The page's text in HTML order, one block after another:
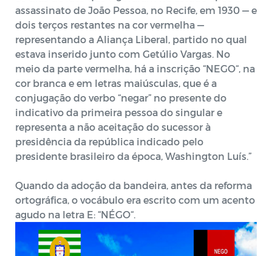
assassinato de João Pessoa, no Recife, em 1930 — e
dois terços restantes na cor vermelha —
representando a Aliança Liberal, partido no qual
estava inserido junto com Getúlio Vargas. No
meio da parte vermelha, há a inscrição “NEGO“, na
cor branca e em letras maiúsculas, que é a
conjugação do verbo “negar” no presente do
indicativo da primeira pessoa do singular e
representa a não aceitação do sucessor à
presidência da república indicado pelo
presidente brasileiro da época, Washington Luís.”
Quando da adoção da bandeira, antes da reforma
ortográfica, o vocábulo era escrito com um acento
agudo na letra E: “NÉGO“.